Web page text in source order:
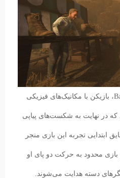
در اولین دقایق تجربه Baby Steps، بازیکن با مکانیک‌های فیزیکی
در نهایت به شکست‌های پیاپی
ابتدایی تجربه این بازی منجر
محدود به حرکت دو پای او
دسته هدایت می‌شوند.